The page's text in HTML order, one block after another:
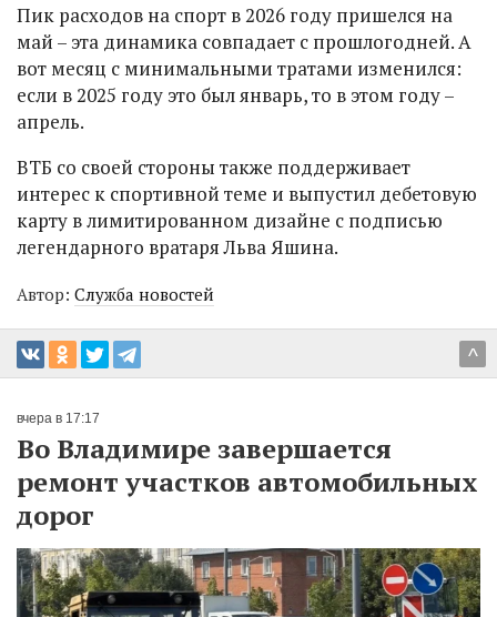
Пик расходов на спорт в 2026 году пришелся на
май – эта динамика совпадает с прошлогодней. А
вот месяц с минимальными тратами изменился:
если в 2025 году это был январь, то в этом году –
апрель.
ВТБ со своей стороны также поддерживает
интерес к спортивной теме и выпустил дебетовую
карту в лимитированном дизайне с подписью
легендарного вратаря Льва Яшина.
Автор: Служба новостей
^
вчера в 17:17
Во Владимире завершается
ремонт участков автомобильных
дорог